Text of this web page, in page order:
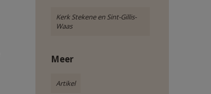
Kerk Stekene en Sint-Gillis-
Waas
Meer
Artikel